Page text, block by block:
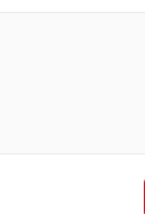
897 897